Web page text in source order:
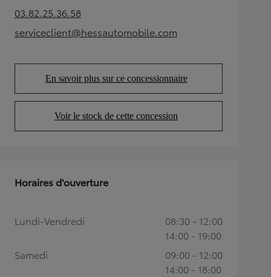
03.82.25.36.58(Opens in new tab)
serviceclient@hessautomobile.com
(Opens in new tab)
En savoir plus sur ce concessionnaire
(Opens in new tab)
Voir le stock de cette concession
(Opens in new tab)
Horaires d'ouverture
Lundi-Vendredi
08:30 - 12:00
14:00 - 19:00
Samedi
09:00 - 12:00
14:00 - 18:00